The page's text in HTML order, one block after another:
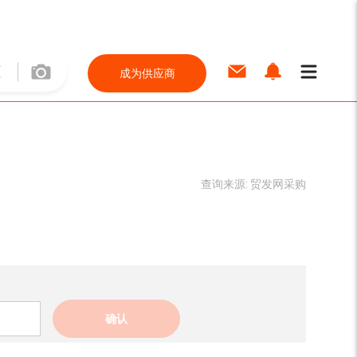
成为供应商
查询来源: 贸发网采购
确认